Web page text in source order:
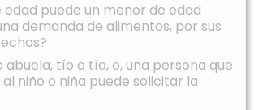
edad puede un menor de edad
demanda de alimentos, por sus
abuela, tío o tía, o, una persona que
niño o niña puede solicitar la